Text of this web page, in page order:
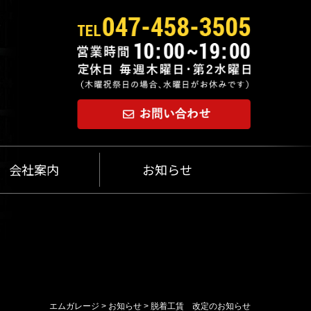
会社案内 お知らせ
エムガレージ > お知らせ > 脱着工賃 改定のお知らせ